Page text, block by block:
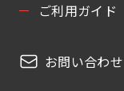
ご利用ガイド
お問い合わせ